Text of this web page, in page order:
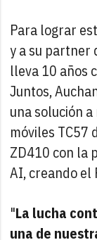
Para lograr
y a su partner
lleva 10 años
Juntos,
una solución
móviles TC57
ZD410 con la
AI, creando el
"La lucha
una de